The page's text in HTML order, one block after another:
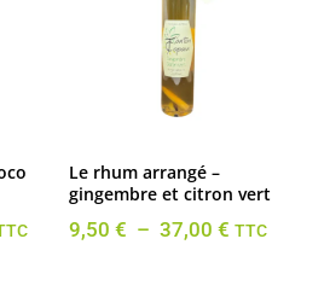
Le rhum arrangé –
gingembre et citron vert
9,50 € – 37,00 €Plage
TTC